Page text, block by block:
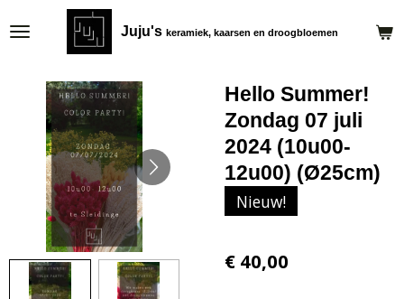
direct
hoofdinhoud
Juju's keramiek, kaarsen en droogbloemen
Hello Summer!
Zondag 07 juli
2024 (10u00-
12u00) (Ø25cm)
Nieuw!
€ 40,00